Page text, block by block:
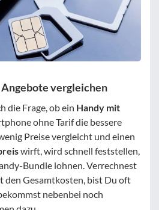
vergleichen
die Frage, ob ein Handy mit
ohne Tarif die bessere
Preise vergleicht und einen
wirft, wird schnell feststellen,
Bundle lohnen. Verrechnest
den Gesamtkosten, bist Du oft
nebenbei noch